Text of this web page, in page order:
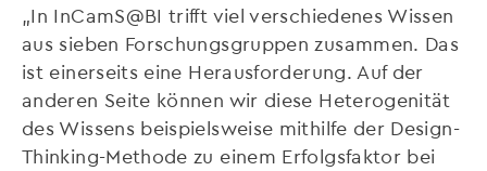
„In InCamS@BI trifft viel verschiedenes Wissen
aus sieben Forschungsgruppen zusammen. Das
ist einerseits eine Herausforderung. Auf der
anderen Seite können wir diese Heterogenität
des Wissens beispielsweise mithilfe der Design-
Thinking-Methode zu einem Erfolgsfaktor bei